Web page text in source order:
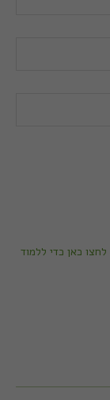
לחצו כאן כדי ללמוד